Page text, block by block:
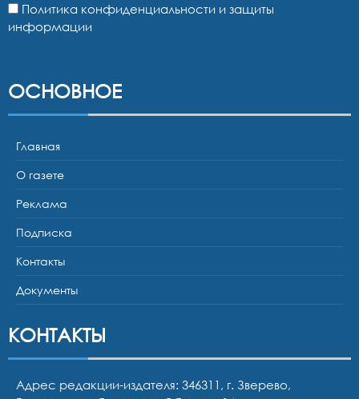
Политика конфиденциальности и защиты
информации
ОСНОВНОЕ
Главная
О газете
Реклама
Подписка
Контакты
Документы
КОНТАКТЫ
Адрес редакции-издателя: 346311, г. Зверево,